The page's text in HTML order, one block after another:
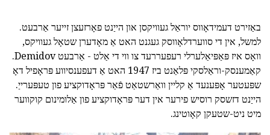
באַזירט דעמידאָווס יוראַל געוויקסן און הייַנט פאָרזעצן זייער אַרבעט.
למשל, אין די סווערדלאָווסק געגנט האט אַ מאָדערן שטאָל געוויקס,
וואָס איז פּאַפּיאַלערלי רעפעררעד צו ווי די אַלט - אַרבעט Demidov.
קאַמענסק-וראַלסקי פּלאַנט ביז 1947 האט אַ דעפענסיווע פּראָפיל דאָ
שפּעטער אָפּענעד אַ קליין וואַרשטאַט פֿאַר פּראָדוקציע פון טעפּערייַ.
הייַנט דזשסק רוסיש פירער אין דער פּראָדוקציע פון אַלומינום קוקווער
מיט ניט-שטעקן קאָוטינג.